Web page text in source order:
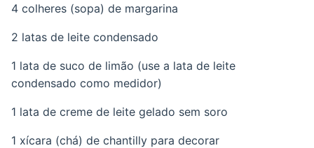
4 colheres (sopa) de margarina
2 latas de leite condensado
1 lata de suco de limão (use a lata de leite
condensado como medidor)
1 lata de creme de leite gelado sem soro
1 xícara (chá) de chantilly para decorar